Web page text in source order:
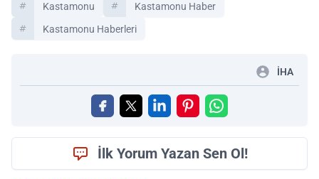
Kastamonu
Kastamonu Haber
Kastamonu Haberleri
İHA
İlk Yorum Yazan Sen Ol!